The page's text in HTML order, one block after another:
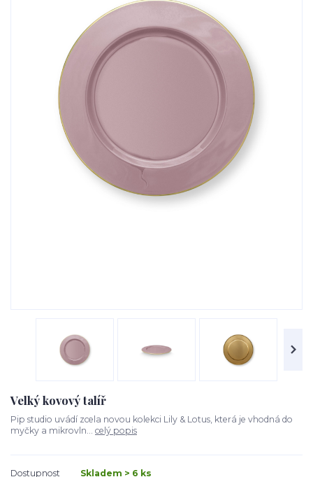
Velký kovový talíř
Pip studio uvádí zcela novou kolekci Lily & Lotus, která je vhodná do
myčky a mikrovln... celý popis
Dostupnost Skladem > 6 ks